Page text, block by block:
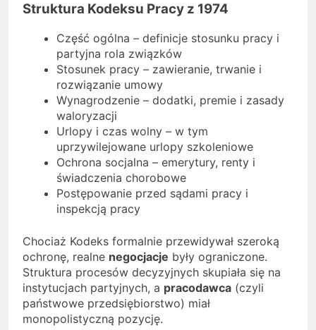
Struktura Kodeksu Pracy z 1974
Część ogólna – definicje stosunku pracy i
partyjna rola związków
Stosunek pracy – zawieranie, trwanie i
rozwiązanie umowy
Wynagrodzenie – dodatki, premie i zasady
waloryzacji
Urlopy i czas wolny – w tym
uprzywilejowane urlopy szkoleniowe
Ochrona socjalna – emerytury, renty i
świadczenia chorobowe
Postępowanie przed sądami pracy i
inspekcją pracy
Chociaż Kodeks formalnie przewidywał szeroką
ochronę, realne negocjacje były ograniczone.
Struktura procesów decyzyjnych skupiała się na
instytucjach partyjnych, a pracodawca (czyli
państwowe przedsiębiorstwo) miał
monopolistyczną pozycję.